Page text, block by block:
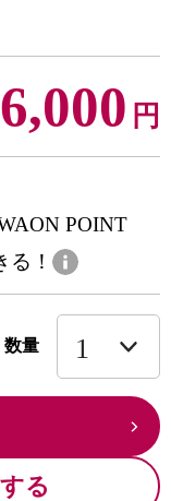
円
POINT
！
数量
る